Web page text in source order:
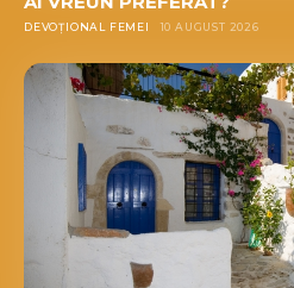
DEVOȚIONAL FEMEI 10 AUGUST 2026